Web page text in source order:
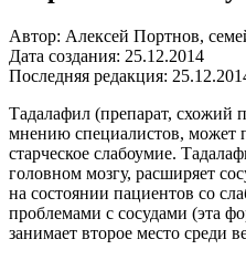
Автор: Алексей Портнов,
Дата создания: 25.12.2014
Последняя редакция:
Тадалафил (препарат, схожий
мнению специалистов, может
старческое слабоумие.
головном мозгу, расширяет
на состоянии пациентов со
проблемами с сосудами (эта
занимает второе место среди